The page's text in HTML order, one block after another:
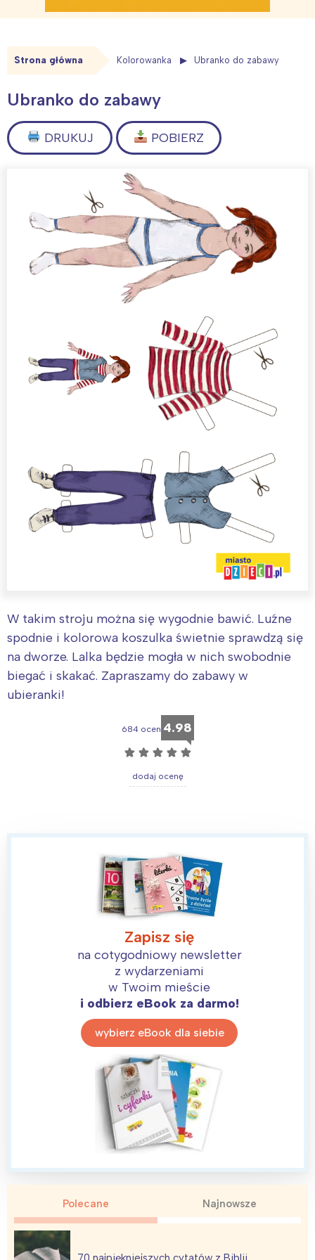
Strona główna Kolorowanka Ubranko do zabawy
Ubranko do zabawy
DRUKUJ POBIERZ
W takim stroju można się wygodnie bawić. Luźne
spodnie i kolorowa koszulka świetnie sprawdzą się
na dworze. Lalka będzie mogła w nich swobodnie
biegać i skakać. Zapraszamy do zabawy w
ubieranki!
684 ocen 4.98
☆ ☆ ☆ ☆ ☆
dodaj ocenę
Zapisz się
na cotygodniowy newsletter
z wydarzeniami
w Twoim mieście
i odbierz eBook za darmo!
wybierz eBook dla siebie
Polecane Najnowsze
Interesują mnie wydarzenia z
Warszawa
Łódź
Kraków